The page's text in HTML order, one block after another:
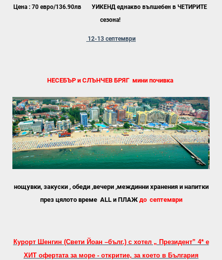
Цена : 70 евро/136.90лв УИКЕНД еднакво вълшебен в ЧЕТИРИТЕ
сезона!
12-13 септември
НЕСЕБЪР и СЛЪНЧЕВ БРЯГ мини почивка
нощувки, закуски , обеди ,вечери ,междинни хранения и напитки
през цялото време ALL и ПЛАЖ до септември
Курорт Шенгин (Свети Йоан –бълг.) с хотел „ Президент” 4* е
ХИТ офертата за море - откритие, за което в България